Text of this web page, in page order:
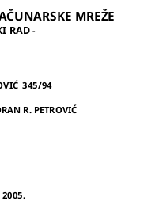
MREŽE
RAD -
345/94
R. PETROVIĆ
2005.